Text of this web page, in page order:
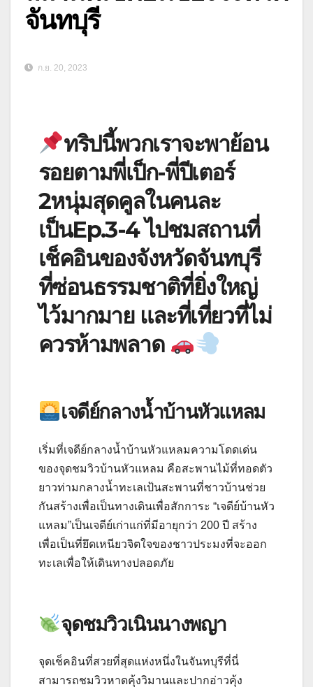
จันทบุรี
ก.ย. 20, 2023
ทริปนี้พวกเราจะพาย้อน
รอยตามพี่เป็ก-พี่ปีเตอร์
2หนุ่มสุดคูลในคนละ
เป็นEp.3-4 ไปชมสถานที่
เช็คอินของจังหวัดจันทบุรี
ที่ซ่อนธรรมชาติที่ยิ่งใหญ่
ไว้มากมาย และที่เที่ยวที่ไม่
ควรห้ามพลาด
เจดีย์กลางน้ำบ้านหัวแหลม
เริ่มที่เจดีย์กลางน้ำบ้านหัวแหลมความโดดเด่น
ของจุดชมวิวบ้านหัวแหลม คือสะพานไม้ที่ทอดตัว
ยาวท่ามกลางน้ำทะเลเป้นสะพานที่ชาวบ้านช่วย
กันสร้างเพื่อเป็นทางเดินเพื่อสักการะ “เจดีย์บ้านหัว
แหลม”เป็นเจดีย์เก่าแก่ที่มีอายุกว่า 200 ปี สร้าง
เพื่อเป็นที่ยึดเหนียวจิตใจของชาวประมงที่จะออก
ทะเลเพื่อให้เดินทางปลอดภัย
จุดชมวิวเนินนางพญา
จุดเช็คอินที่สวยที่สุดแห่งหนึ่งในจันทบุรีที่นี่
สามารถชมวิวหาดคุ้งวิมานและปากอ่าวคุ้ง